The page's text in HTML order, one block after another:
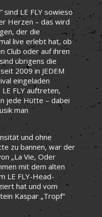
sind LE FLY sowieso
Herzen – das wird
der die
live erlebt hat, ob
Club oder auf ihren
übrigens die
2009 in JEDEM
eingeladen
FLY auftreten,
jede Hütte – dabei
man
und ohne
zu bannen, war der
„La Vie, Oder
mit dem alten
LE FLY-Head-
hat und vom
Kaspar „Tropf“